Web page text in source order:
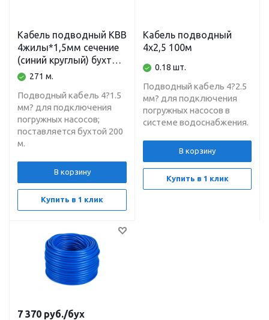
Кабель подводный КВВ
4жилы*1,5мм сечение
(синий круглый) бухта
200м271 м.
Подводный кабель 4?1.5
мм? для подключения
погружных насосов;
поставляется бухтой 200
м.
В корзину
Купить в 1 клик
Кабель подводный
4х2,5 100м
0.18 шт.
Подводный кабель 4?2.5
мм? для подключения
погружных насосов в
системе водоснабжения.
В корзину
Купить в 1 клик
7 370 руб./бух